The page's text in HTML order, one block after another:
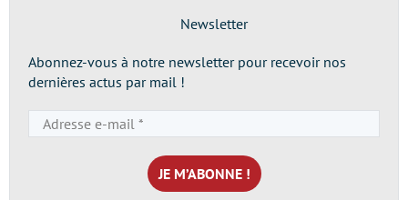
Newsletter
Abonnez-vous à notre newsletter pour recevoir nos
dernières actus par mail !
e-
mail
*